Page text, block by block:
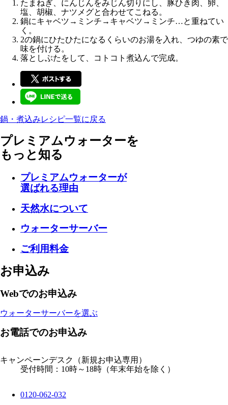
たまねぎ、にんじんをみじん切りにし、豚ひき肉、卵、
塩、胡椒、ナツメグと合わせてこねる。
鍋にキャベツ→ミンチ→キャベツ→ミンチ…と重ねてい
く。
2の鍋にひたひたになるくらいのお湯を入れ、つゆの素で
味を付ける。
落としぶたをして、コトコト煮込んで完成。
鍋・煮込みレシピ一覧に戻る
プレミアムウォーターを
もっと知る
プレミアムウォーターが
選ばれる理由
天然水について
ウォーターサーバー
ご利用料金
お申込み
Webでのお申込み
ウォーターサーバーを選ぶ
お電話でのお申込み
キャンペーンデスク
（新規お申込専用）
受付時間：10時～18時（年末年始を除く）
0120-062-032